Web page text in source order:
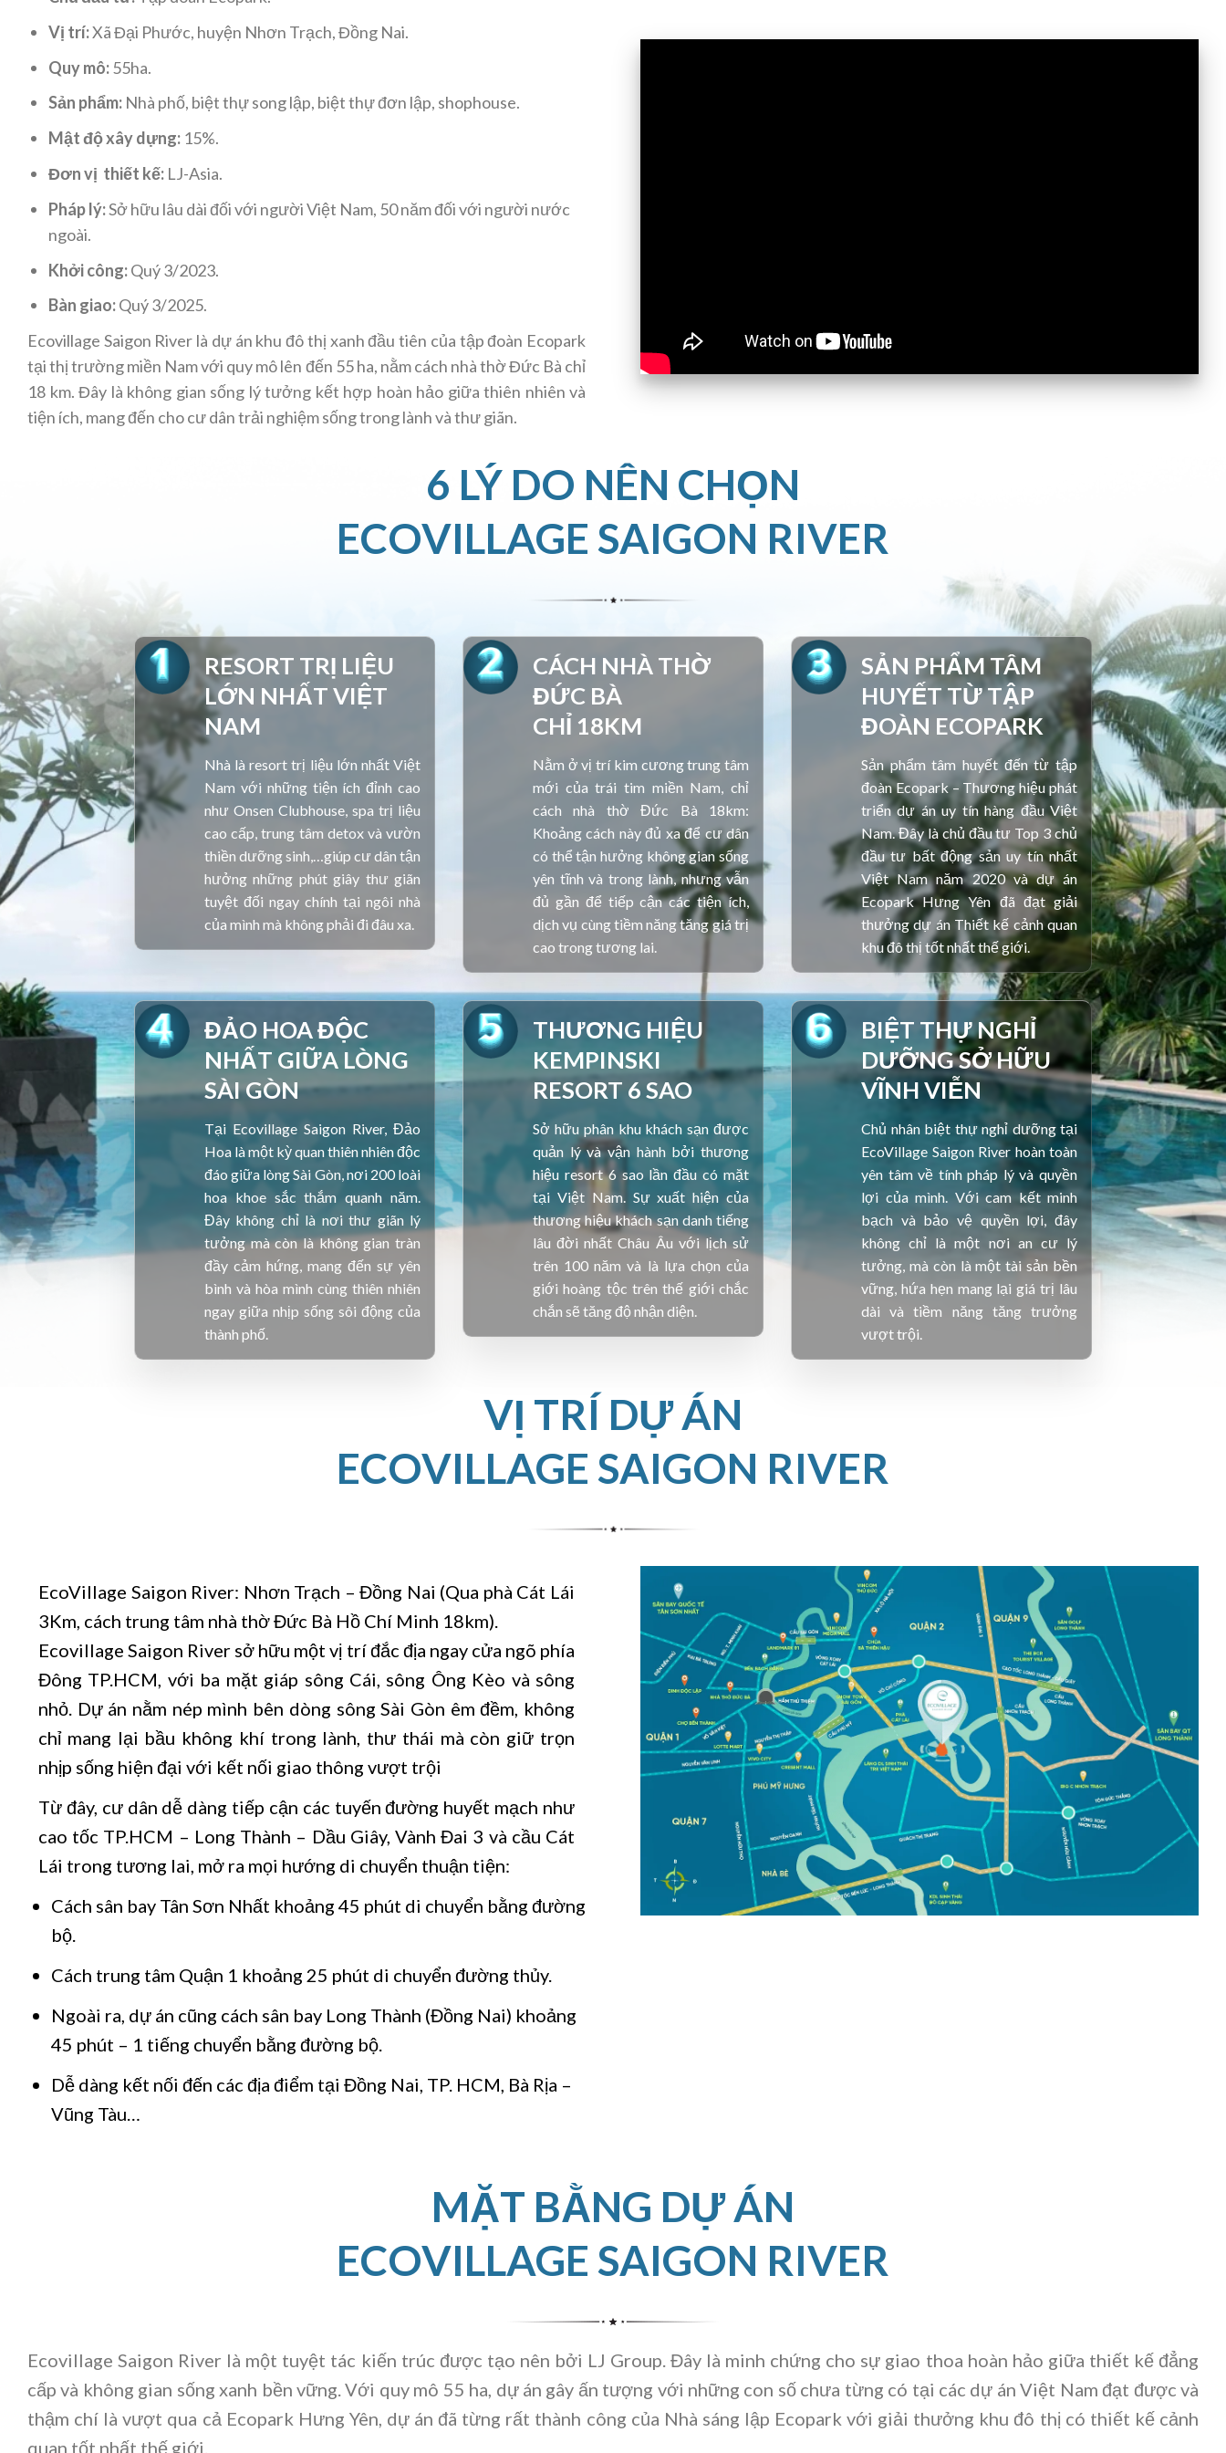
Vị trí:Xã Đại Phước, huyện Nhơn Trạch, Đồng Nai.
Quy mô:55ha.
Sản phẩm: Nhà phố, biệt thự song lập, biệt thự đơn lập, shophouse.
Mật độ xây dựng: 15%.
Đơn vị thiết kế: LJ-Asia.
Pháp lý:Sở hữu lâu dài đối với người Việt Nam, 50 năm đối với người nước
ngoài.
Khởi công:Quý 3/2023.
Bàn giao:Quý 3/2025.
Ecovillage Saigon River là dự án khu đô thị xanh đầu tiên của tập đoàn Ecopark
tại thị trường miền Nam với quy mô lên đến 55 ha, nằm cách nhà thờ Đức Bà chỉ
18 km. Đây là không gian sống lý tưởng kết hợp hoàn hảo giữa thiên nhiên và
tiện ích, mang đến cho cư dân trải nghiệm sống trong lành và thư giãn.
6 LÝ DO NÊN CHỌN
ECOVILLAGE SAIGON RIVER
RESORT TRỊ LIỆU
LỚN NHẤT VIỆT
NAM
Nhà là resort trị liệu lớn nhất Việt
Nam với những tiện ích đỉnh cao
như Onsen Clubhouse, spa trị liệu
cao cấp, trung tâm detox và vườn
thiền dưỡng sinh,…giúp cư dân tận
hưởng những phút giây thư giãn
tuyệt đối ngay chính tại ngôi nhà
của mình mà không phải đi đâu xa.
CÁCH NHÀ THỜ
ĐỨC BÀ
CHỈ 18KM
Nằm ở vị trí kim cương trung tâm
mới của trái tim miền Nam, chỉ
cách nhà thờ Đức Bà 18km:
Khoảng cách này đủ xa để cư dân
có thể tận hưởng không gian sống
yên tĩnh và trong lành, nhưng vẫn
đủ gần để tiếp cận các tiện ích,
dịch vụ cùng tiềm năng tăng giá trị
cao trong tương lai.
SẢN PHẨM TÂM
HUYẾT TỪ TẬP
ĐOÀN ECOPARK
Sản phẩm tâm huyết đến từ tập
đoàn Ecopark – Thương hiệu phát
triển dự án uy tín hàng đầu Việt
Nam. Đây là chủ đầu tư Top 3 chủ
đầu tư bất động sản uy tín nhất
Việt Nam năm 2020 và dự án
Ecopark Hưng Yên đã đạt giải
thưởng dự án Thiết kế cảnh quan
khu đô thị tốt nhất thế giới.
ĐẢO HOA ĐỘC
NHẤT GIỮA LÒNG
SÀI GÒN
Tại Ecovillage Saigon River, Đảo
Hoa là một kỳ quan thiên nhiên độc
đáo giữa lòng Sài Gòn, nơi 200 loài
hoa khoe sắc thắm quanh năm.
Đây không chỉ là nơi thư giãn lý
tưởng mà còn là không gian tràn
đầy cảm hứng, mang đến sự yên
bình và hòa mình cùng thiên nhiên
ngay giữa nhịp sống sôi động của
thành phố.
THƯƠNG HIỆU
KEMPINSKI
RESORT 6 SAO
Sở hữu phân khu khách sạn được
quản lý và vận hành bởi thương
hiệu resort 6 sao lần đầu có mặt
tại Việt Nam. Sự xuất hiện của
thương hiệu khách sạn danh tiếng
lâu đời nhất Châu Âu với lịch sử
trên 100 năm và là lựa chọn của
giới hoàng tộc trên thế giới chắc
chắn sẽ tăng độ nhận diện.
BIỆT THỰ NGHỈ
DƯỠNG SỞ HỮU
VĨNH VIỄN
Chủ nhân biệt thự nghỉ dưỡng tại
EcoVillage Saigon River hoàn toàn
yên tâm về tính pháp lý và quyền
lợi của mình. Với cam kết minh
bạch và bảo vệ quyền lợi, đây
không chỉ là một nơi an cư lý
tưởng, mà còn là một tài sản bền
vững, hứa hẹn mang lại giá trị lâu
dài và tiềm năng tăng trưởng
vượt trội.
VỊ TRÍ DỰ ÁN
ECOVILLAGE SAIGON RIVER
EcoVillage Saigon River: Nhơn Trạch – Đồng Nai (Qua phà Cát Lái
3Km, cách trung tâm nhà thờ Đức Bà Hồ Chí Minh 18km).
Ecovillage Saigon River sở hữu một vị trí đắc địa ngay cửa ngõ phía
Đông TP.HCM, với ba mặt giáp sông Cái, sông Ông Kèo và sông
nhỏ. Dự án nằm nép mình bên dòng sông Sài Gòn êm đềm, không
chỉ mang lại bầu không khí trong lành, thư thái mà còn giữ trọn
nhịp sống hiện đại với kết nối giao thông vượt trội
Từ đây, cư dân dễ dàng tiếp cận các tuyến đường huyết mạch như
cao tốc TP.HCM – Long Thành – Dầu Giây, Vành Đai 3 và cầu Cát
Lái trong tương lai, mở ra mọi hướng di chuyển thuận tiện:
Cách sân bay Tân Sơn Nhất khoảng 45 phút di chuyển bằng đường
bộ.
Cách trung tâm Quận 1 khoảng 25 phút di chuyển đường thủy.
Ngoài ra, dự án cũng cách sân bay Long Thành (Đồng Nai) khoảng
45 phút – 1 tiếng chuyển bằng đường bộ.
Dễ dàng kết nối đến các địa điểm tại Đồng Nai, TP. HCM, Bà Rịa –
Vũng Tàu…
MẶT BẰNG DỰ ÁN
ECOVILLAGE SAIGON RIVER
Ecovillage Saigon River là một tuyệt tác kiến trúc được tạo nên bởi LJ Group. Đây là minh chứng cho sự giao thoa hoàn hảo giữa thiết kế đẳng
cấp và không gian sống xanh bền vững. Với quy mô 55 ha, dự án gây ấn tượng với những con số chưa từng có tại các dự án Việt Nam đạt được và
thậm chí là vượt qua cả Ecopark Hưng Yên, dự án đã từng rất thành công của Nhà sáng lập Ecopark với giải thưởng khu đô thị có thiết kế cảnh
quan tốt nhất thế giới.